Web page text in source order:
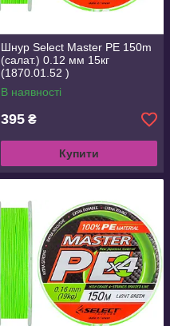
Шнур Select Master PE 150m
(салат.) 0.12 мм 15кг
(1870.01.52 )
В наявності
395 ₴
Купити